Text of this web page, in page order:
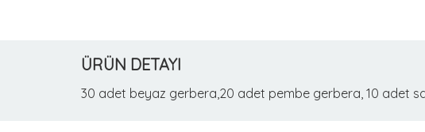
ÜRÜN DETAYI
30 adet beyaz gerbera,20 adet pembe gerbera, 10 adet